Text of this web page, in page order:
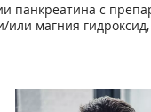
панкреатина с
магния